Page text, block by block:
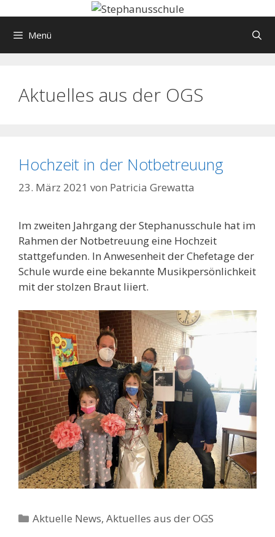
Inhalt Menü
Aktuelles aus der OGS
Hochzeit in der Notbetreuung
23. März 2021 von Patricia Grewatta
Im zweiten Jahrgang der Stephanusschule hat im
Rahmen der Notbetreuung eine Hochzeit
stattgefunden. In Anwesenheit der Chefetage der
Schule wurde eine bekannte Musikpersönlichkeit
mit der stolzen Braut liiert.
Kategorien
Aktuelle News,Aktuelles aus der OGS